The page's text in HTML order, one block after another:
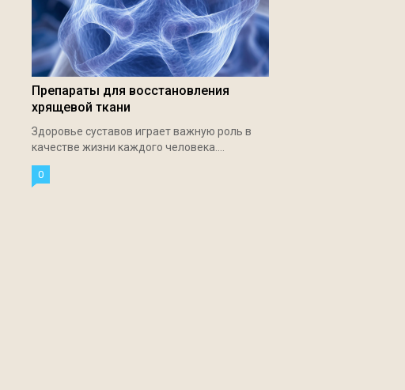
Препараты для восстановления
хрящевой ткани
Здоровье суставов играет важную роль в
качестве жизни каждого человека....
0